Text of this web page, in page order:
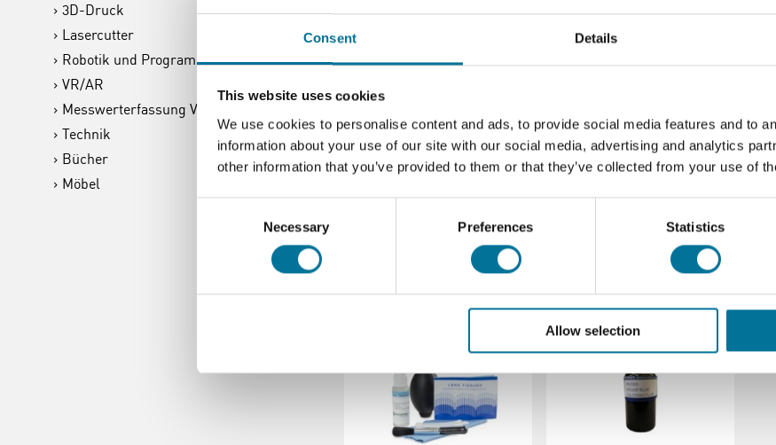
Consent Details
This website uses cookies
We use cookies to personalise content and ads, to provide social media features and to
information about your use of our site with our social media, advertising and analytics
other information that you’ve provided to them or that they’ve collected from your use of
Necessary Preferences Statistics
Allow selection
3D-Druck
Lasercutter
Robotik und Programmieren
VR/AR
Messwerterfassung Vernier
Technik
Bücher
Möbel
17,02 € inkl. MwSt.
Bestellen
9,28 € inkl. MwSt.
Bestellen
102579 102703